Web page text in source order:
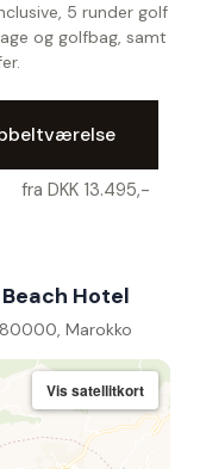
5 runder golf
og golfbag, samt
fra DKK 13.495,-
Hotel
80000, Marokko
Vis satellitkort